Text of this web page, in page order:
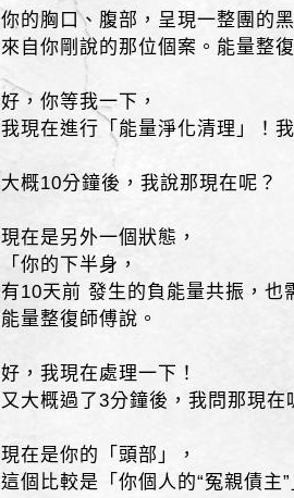
你的胸口、腹部，呈現一整團的黑
來自你剛說的那位個案。能量整
好，你等我一下，
我現在進行「能量淨化清理」！
大概10分鐘後，我說那現在呢？
現在是另外一個狀態，
「你的下半身，
有10天前 發生的負能量共振，也
能量整復師傅說。
好，我現在處理一下！
又大概過了3分鐘後，我問那現在
現在是你的「頭部」，
這個比較是「你個人的“冤親債主”